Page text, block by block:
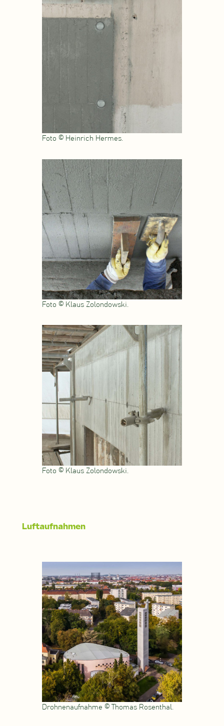
Foto © Heinrich Hermes.
Foto © Klaus Zolondowski.
Foto © Klaus Zolondowski.
Luftaufnahmen
Drohnenaufnahme © Thomas Rosenthal.